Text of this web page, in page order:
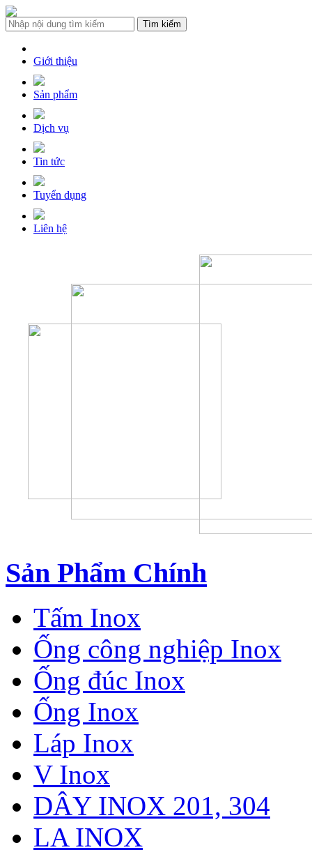
Giới thiệu
Sản phẩm
Dịch vụ
Tin tức
Tuyển dụng
Liên hệ
Sản Phẩm Chính
Tấm Inox
Ống công nghiệp Inox
Ống đúc Inox
Ống Inox
Láp Inox
V Inox
DÂY INOX 201, 304
LA INOX